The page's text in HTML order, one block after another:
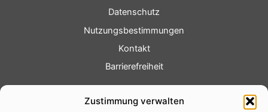
Zustimmung verwalten
Datenschutz
Nutzungsbestimmungen
Kontakt
Barrierefreiheit
Fotoservice